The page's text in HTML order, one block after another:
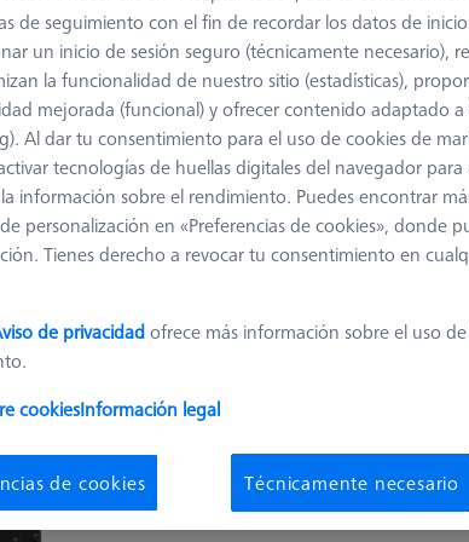
OmniFix CT flex
626170-0011-580
kV, METROTOM 1500, VoluMax 9
OmniFix CT universal
626170-0011-790
de seguimiento con el fin de recordar los datos de
un inicio de sesión seguro (técnicamente necesario),
la funcionalidad de nuestro sitio (estadísticas),
mejorada (funcional) y ofrecer contenido adaptado a
Al dar tu consentimiento para el uso de cookies de
tecnologías de huellas digitales del navegador para
información sobre el rendimiento. Puedes encontrar
personalización en «Preferencias de cookies», donde
Tienes derecho a revocar tu consentimiento en
de privacidadofrece más información sobre el uso
cookiesInformación legal
de cookies Técnicamente necesario